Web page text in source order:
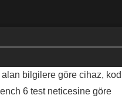
bilgilere göre cihaz, kod
6 test neticesine göre